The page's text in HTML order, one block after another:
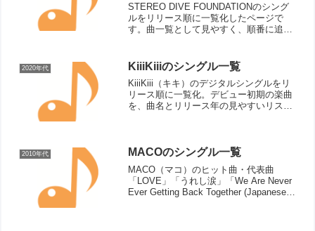
STEREO DIVE FOUNDATIONのシング
ルをリリース順に一覧化したページで
す。曲一覧として見やすく、順番に追い
2020年代 KiiiKiiiのシングル一覧
KiiiKiii（キキ）のデジタルシングルをリ
リース順に一覧化。デビュー初期の楽曲
を、曲名とリリース年の見やすいリスト
2010年代 MACOのシングル一覧
MACO（マコ）のヒット曲・代表曲
「LOVE」「うれし涙」「We Are Never
Ever Getting Back Together (Japanese